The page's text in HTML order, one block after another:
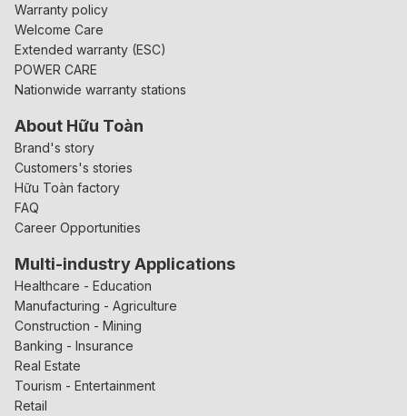
Warranty policy
Welcome Care
Extended warranty (ESC)
POWER CARE
Nationwide warranty stations
About Hữu Toàn
Brand's story
Customers's stories
Hữu Toàn factory
FAQ
Career Opportunities
Multi-industry Applications
Healthcare - Education
Manufacturing - Agriculture
Construction - Mining
Banking - Insurance
Real Estate
Tourism - Entertainment
Retail